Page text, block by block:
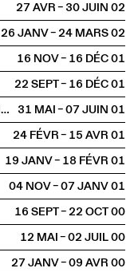
27 AVR – 30 JUIN2002
26 JANV – 24 MARS2002
16 NOV – 16 DÉC2001
22 SEPT – 16 DÉC2001
ARCHITECTURE CONTEMPORAINE EN SUISSE 31 MAI – 07 JUIN2001
24 FÉVR – 15 AVR2001
19 JANV – 18 FÉVR2001
04 NOV – 07 JANV2001
16 SEPT – 22 OCT2000
12 MAI – 02 JUIL2000
27 JANV – 09 AVR2000